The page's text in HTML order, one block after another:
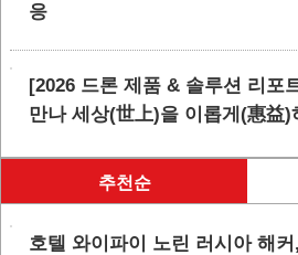
응
[2026 드론 제품 & 솔루션 리포
만나 세상(世上)을 이롭게(惠益)
추천순
호텔 와이파이 노린 러시아 해